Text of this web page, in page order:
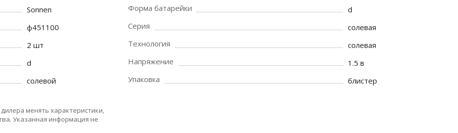
Sonnen
ф451100
2 шт
d
солевой
Форма батарейки
d
Серия
солевая
Технология
солевая
Напряжение
1.5 в
Упаковка
блистер
менять характеристики,
Указанная информация не